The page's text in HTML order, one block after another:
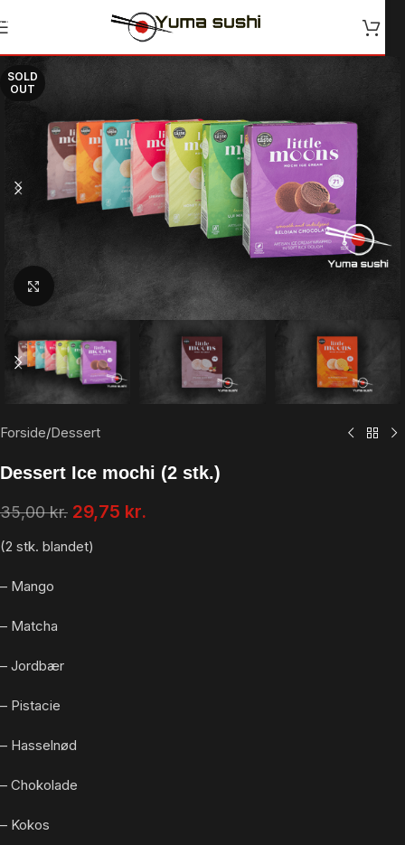
Skip to navigation
SOLD
OUT
Klik for at forstørre
Forside/Dessert
Dessert Ice mochi (2 stk.)
35,00kr. 29,75 kr.
(2 stk. blandet)
– Mango
– Matcha
– Jordbær
– Pistacie
– Hasselnød
– Chokolade
– Kokos